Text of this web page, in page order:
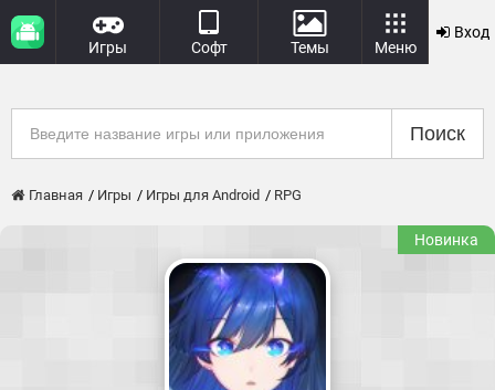
Игры Софт Темы Меню
Вход
Поиск
Главная Игры Игры для Android RPG
Новинка